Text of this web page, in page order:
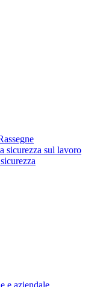
sicurezza sul lavoro
e aziendale